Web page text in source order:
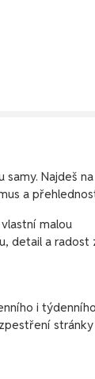
samy. Najdeš na
a
malou
detail a radost
i týdenního